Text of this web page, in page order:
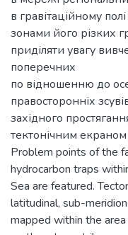
в гравітаційному
зонами його різких
приділяти увагу
поперечних
по відношенню до
правосторонніх
західного
тектонічним
Problem points of the
hydrocarbon traps
Sea are featured.
latitudinal, sub-
mapped within the